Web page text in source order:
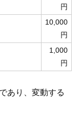
円
10,000
円
1,000
円
あり、変動する